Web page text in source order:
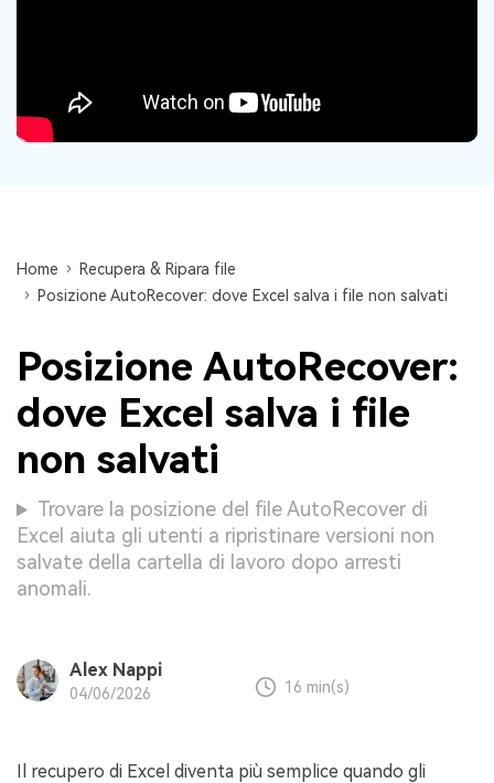
Home
Recupera & Ripara file
Posizione AutoRecover: dove Excel salva i file non salvati
Posizione AutoRecover:
dove Excel salva i file
non salvati
Trovare la posizione del file AutoRecover di
Excel aiuta gli utenti a ripristinare versioni non
salvate della cartella di lavoro dopo arresti
anomali.
Alex Nappi
04/06/2026 16 min(s)
Il recupero di Excel diventa più semplice quando gli